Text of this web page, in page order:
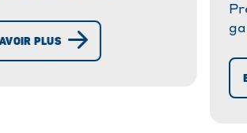
rapide et anti-gaspi qui
vos convives !
PLUS